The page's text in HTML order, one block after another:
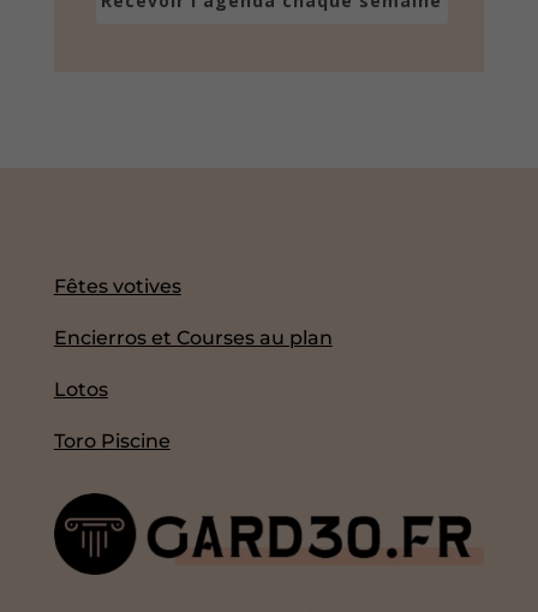
Fêtes votives
Encierros et Courses au plan
Lotos
Toro Piscine